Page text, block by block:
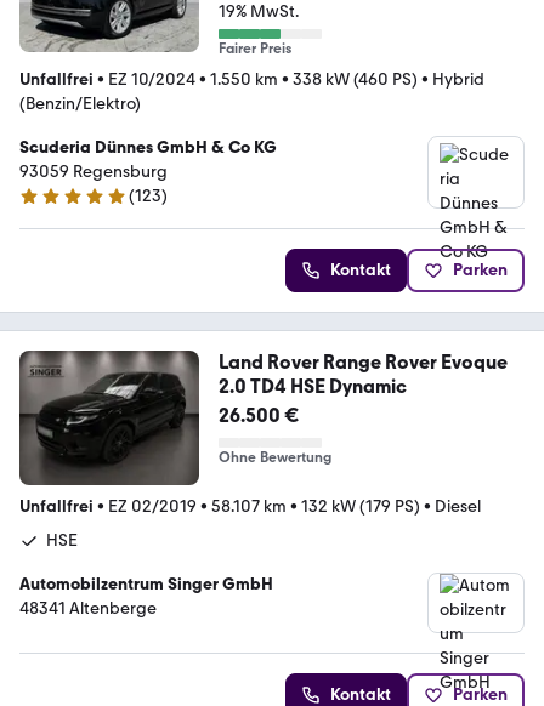
19% MwSt.
Fairer Preis
Unfallfrei • EZ 10/2024• 1.550 km • 338 kW (460 PS) • Hybrid
(Benzin/Elektro)
Scuderia Dünnes GmbH & Co KG
93059 Regensburg
4.8 Sterne
(123)
Kontakt Parken
Land Rover Range Rover Evoque
2.0 TD4 HSE Dynamic
26.500 €
Ohne Bewertung
Unfallfrei • EZ 02/2019 • 58.107 km • 132 kW (179 PS) • Diesel
HSE
Automobilzentrum Singer GmbH
48341 Altenberge
Kontakt Parken